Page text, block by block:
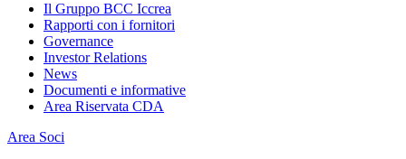
Il Gruppo BCC Iccrea
Rapporti con i fornitori
Governance
Investor Relations
News
Documenti e informative
Area Riservata CDA
Area Soci